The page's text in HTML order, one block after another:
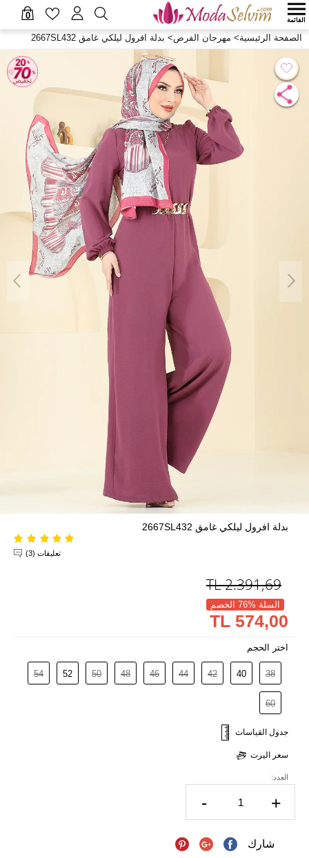
0 القائمة
الصفحة الرئيسية> مهرجان الفرص> بدلة افرول ليلكي غامق 2667SL432
بدلة افرول ليلكي غامق 2667SL432
تعليقات (3)
2.391,69
TL
السلة %76 الخصم
574,00 TL
اختر الحجم
38
40
42
44
46
48
50
52
54
60
جدول القياسات
سعر اليرت
العدد:
- +
شارك